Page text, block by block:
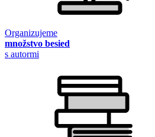
Organizujeme
množstvo besied
s autormi